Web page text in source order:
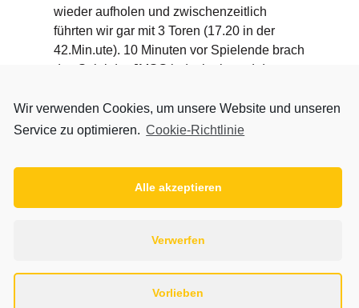
wieder aufholen und zwischenzeitlich
führten wir gar mit 3 Toren (17.20 in der
42.Min.ute). 10 Minuten vor Spielende brach
das Spiel der JMSG jedoch ein und das
die Umstellung auf eine Manndeckung
konnte die Niederlage nicht mehr
muss das Spiel am kommenden Samstag in
HSG Schoningen/Uslar/Wiensen gewonnen
Toren hätte man das Ziel Landesliga
erreicht, ansonsten muss man die weiteren
Wir verwenden Cookies, um unsere Website und unseren
Service zu optimieren. Cookie-Richtlinie
Alle akzeptieren
Verwerfen
Vorlieben